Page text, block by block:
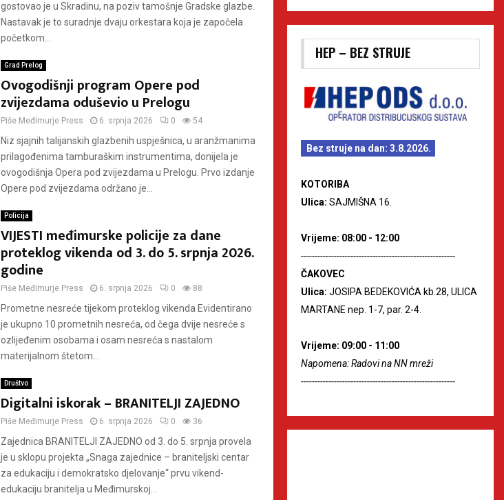
gostovao je u Skradinu, na poziv tamošnje Gradske glazbe.
Nastavak je to suradnje dvaju orkestara koja je započela
početkom...
Grad Prelog
Ovogodišnji program Opere pod
zvijezdama oduševio u Prelogu
Piše Međimurje Press 6. srpnja 2026 0 54
Niz sjajnih talijanskih glazbenih uspješnica, u aranžmanima
prilagođenima tamburaškim instrumentima, donijela je
ovogodišnja Opera pod zvijezdama u Prelogu. Prvo izdanje
Opere pod zvijezdama održano je...
Policija
VIJESTI međimurske policije za dane
proteklog vikenda od 3. do 5. srpnja 2026.
godine
Piše Međimurje Press 6. srpnja 2026 0 88
Prometne nesreće tijekom proteklog vikenda Evidentirano
je ukupno 10 prometnih nesreća, od čega dvije nesreće s
ozlijeđenim osobama i osam nesreća s nastalom
materijalnom štetom...
Društvo
Digitalni iskorak – BRANITELJI ZAJEDNO
Piše Međimurje Press 6. srpnja 2026 0 36
Zajednica BRANITELJI ZAJEDNO od 3. do 5. srpnja provela
je u sklopu projekta „Snaga zajednice – braniteljski centar
za edukaciju i demokratsko djelovanje“ prvu vikend-
edukaciju branitelja u Međimurskoj...
HEP – BEZ STRUJE
Bez struje na dan: 3.8.2026.
KOTORIBA
Ulica: SAJMIŠNA 16.
Vrijeme: 08:00 - 12:00
--------------------------------------------------------
ČAKOVEC
Ulica: JOSIPA BEDEKOVIĆA kb.28, ULICA
MARTANE nep. 1-7, par. 2-4.
Vrijeme: 09:00 - 11:00
Napomena: Radovi na NN mreži
--------------------------------------------------------